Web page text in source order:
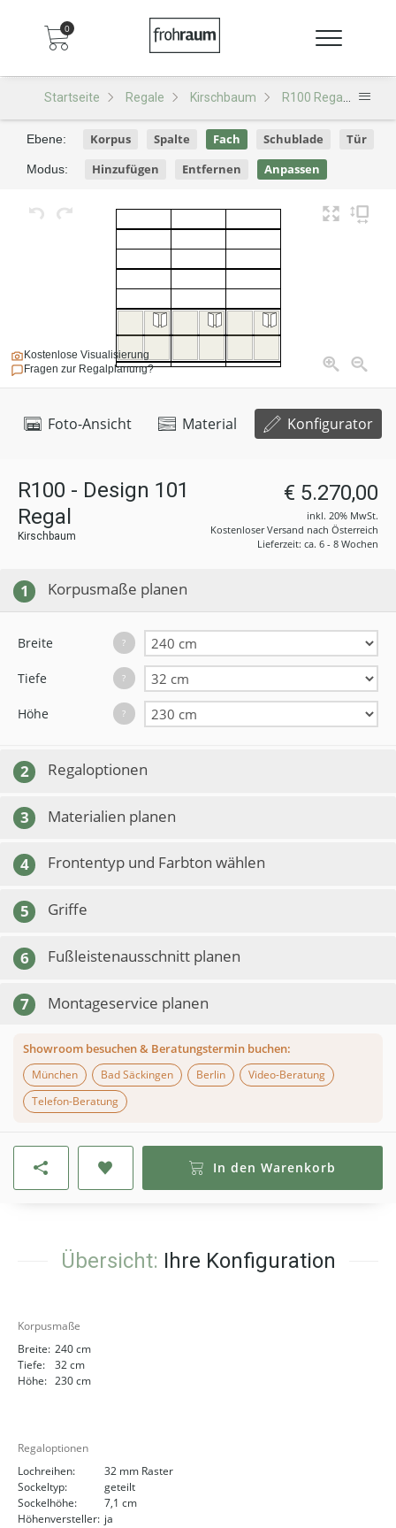
0
Startseite Regale Kirschbaum R100 Regal
Foto-Ansicht Material Konfigurator
Kostenlose Visualisierung
Fragen zur Regalplanung?
Ebene: Korpus Spalte Fach Schublade Tür
Modus: Hinzufügen Entfernen Anpassen
R100 - Design 101
Regal
Kirschbaum
€ 5.270,00
inkl. 20% MwSt.
Kostenloser Versand nach Österreich
Lieferzeit: ca. 6 - 8 Wochen
1 Korpusmaße planen
Breite ?
Tiefe ?
Höhe ?
2 Regaloptionen
3 Materialien planen
4 Frontentyp und Farbton wählen
5 Griffe
6 Fußleistenausschnitt planen
7 Montageservice planen
Showroom besuchen & Beratungstermin buchen:
München
Bad Säckingen Berlin
Video-Beratung
Telefon-Beratung
In den Warenkorb
Übersicht: Ihre Konfiguration
Korpusmaße
Breite: 240 cm
Tiefe:
32 cm
Höhe: 230 cm
Regaloptionen
Lochreihen:
32 mm Raster
Sockeltyp:
geteilt
Sockelhöhe:
7,1 cm
Höhenversteller: ja